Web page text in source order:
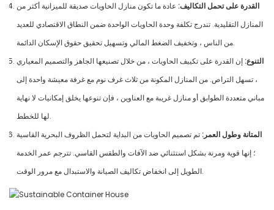
القدرة على تحمل التكاليف: عادة ما تكون منازل الحاويات صديقة للميزانية أكثر من
المنازل التقليدية. تندرج تكلفة وحدة الحاويات الواحدة ضمن النطاق الاقتصادي للعديد
من الناس ، وتخفيف الضغط المالي وتسهيل تحقيق حقوق الإسكان الدائمة.
التنوع: إن القدرة على تكييف الحاويات ، من خلال تصنيعها الجاهز والتصميم المعياري
، تسهل التراص. من المنازل المكونة من ثلاث غرف نوم مع غرفة معيشة واحدة إلى
مباني متعددة الطوابق أو منازل غريبة مع العناوين ، فإن تنوعها يخلق إمكانيات لا نهاية
لها للخطط.
المتانة وطول العمر: تم تصميم الحاويات من البداية لتحمل الظروف البحرية القاسية
؛ إنها قوية ومرنة بشكل استثنائي ضد الآفات والطقس القاسي. تترجم عمر الخدمة
الطويل إلى انخفاض تكاليف الصيانة والاستبدال مع مرور الوقت.